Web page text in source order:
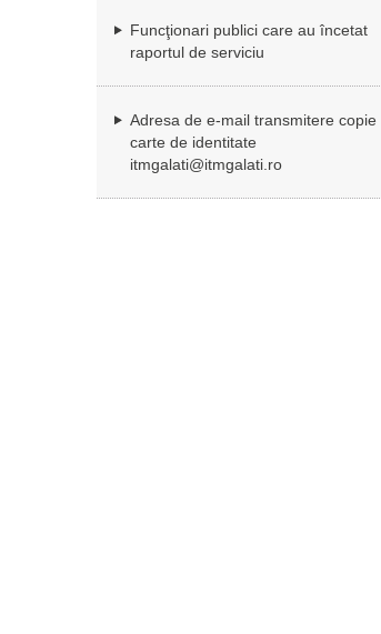
Funcţionari publici care au încetat
raportul de serviciu
Adresa de e-mail transmitere copie
carte de identitate
itmgalati@itmgalati.ro